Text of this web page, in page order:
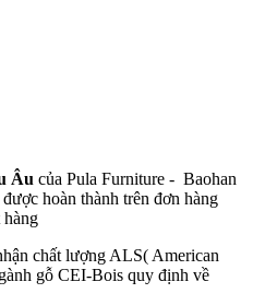
Âu của Pula Furniture - Baohan
hoàn thành trên đơn hàng
chất lượng ALS( American
gỗ CEI-Bois quy định về